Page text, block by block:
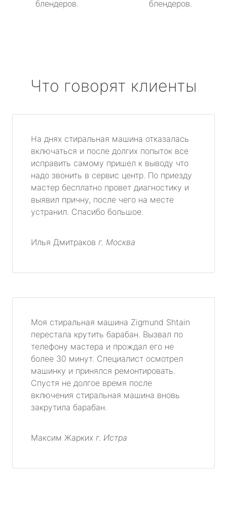
блендеров.
блендеров.
Что говорят клиенты
На днях стиральная машина отказалась
включаться и после долгих попыток все
исправить самому пришел к выводу что
надо звонить в сервис центр. По приезду
мастер бесплатно провет диагностику и
выявил причну, после чего на месте
устранил. Спасибо большое.
Илья Дмитраков г. Москва
Моя стиральная машина Zigmund Shtain
перестала крутить барабан. Вызвал по
телефону мастера и прождал его не
более 30 минут. Специалист осмотрел
машинку и принялся ремонтировать.
Спустя не долгое время после
включения стиральная машина вновь
закрутила барабан.
Максим Жарких г. Истра